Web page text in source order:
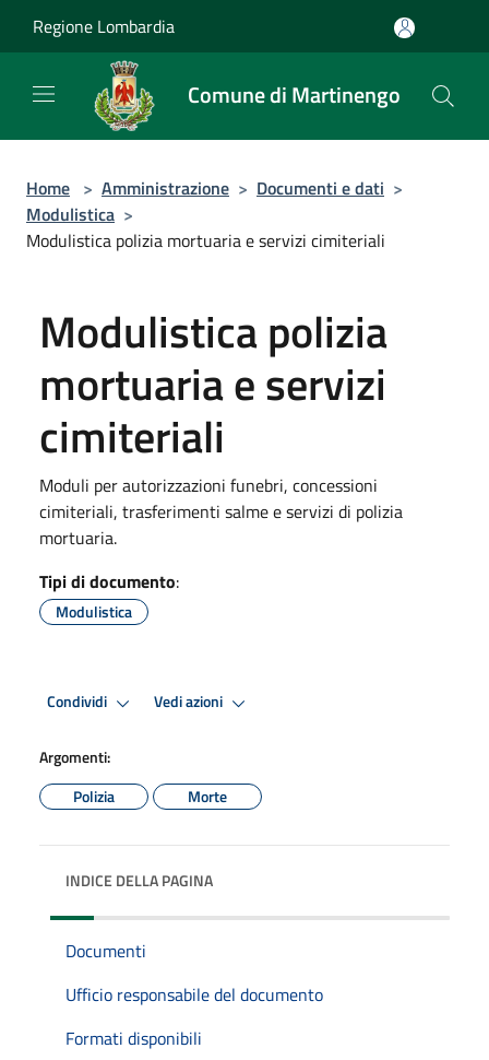
Regione Lombardia
Comune di Martinengo
Home > Amministrazione > Documenti e dati >
Modulistica >
Modulistica polizia mortuaria e servizi cimiteriali
Modulistica polizia
mortuaria e servizi
cimiteriali
Moduli per autorizzazioni funebri, concessioni
cimiteriali, trasferimenti salme e servizi di polizia
mortuaria.
Tipi di documento:
Modulistica
Condividi Vedi azioni
Argomenti:
Polizia
Morte
INDICE DELLA PAGINA
Documenti
Ufficio responsabile del documento
Formati disponibili